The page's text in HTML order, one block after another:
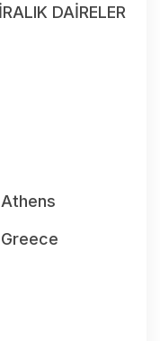
DAİRELER